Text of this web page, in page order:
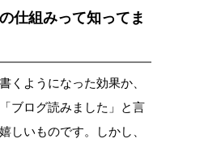
仕組みって知ってま
くようになった効果か、
ブログ読みました」と言
しいものです。しかし、